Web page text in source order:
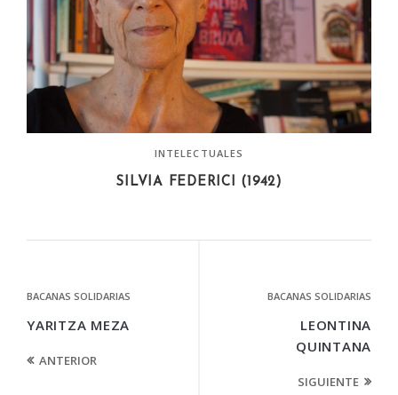
INTELECTUALES
SILVIA FEDERICI (1942)
BACANAS SOLIDARIAS
YARITZA MEZA
ANTERIOR
BACANAS SOLIDARIAS
LEONTINA
QUINTANA
SIGUIENTE